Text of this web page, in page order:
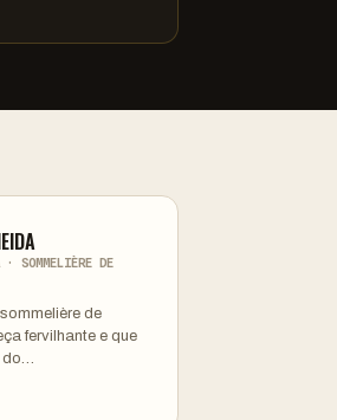
· SOMMELIÈRE DE
de
fervilhante e que
do…